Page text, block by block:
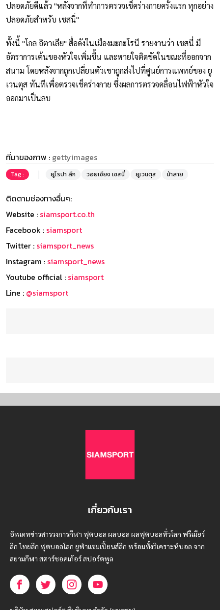
ปลอดภัยดีแล้ว "หลังจากที่ทำการตรวจเช็คร่างกายครั้งแรก ทุกอย่าง
ปลอดภัยสำหรับ เชสนี่"
ทั้งนี้ "โกล อิตาเลีย" สื่อดังในเมืองมะกะโรนี รายงานว่า เชสนี่ มี
อัตราการเต้นของหัวใจเพิ่มขึ้น และหายใจติดขัดในขณะที่ออกจาก
สนาม โดยหลังจากถูกเปลี่ยนตัวเขาถูกส่งไปที่ศูนย์การแพทย์ของ ยู
เวนตุส ทันทีเพื่อตรวจเช็คร่างกาย ซึ่งผลการตรวจคลื่อนไฟฟ้าหัวใจ
ออกมาเป็นลบ
ที่มาของภาพ : gettyimages
Tag : ยูโรปา ลีก วอยเซียจ เชสนี่ ยูเวนตุส ม้าลาย
ติดตามช่องทางอื่นๆ:
Website : siamsport.co.th
Facebook : siamsport
Twitter : siamsport_news
Instagram : siamsport_news
Youtube official : siamsport
Line : @siamsport
เกี่ยวกับเรา
อัพเดทข่าวสารวงการกีฬา ฟุตบอล ผลบอล ผลฟุตบอลทั่วโลก ฟรีเมียร์
ลีก ไทยลีก ฟุตบอลโลก ยูฟ่าแซมเปี้ยนส์ลีก พร้อมทั้งวิเคราะห์บอล จาก
สยามกีฬา สตาร์ชอคเก้อร์ สปอร์ตพูล